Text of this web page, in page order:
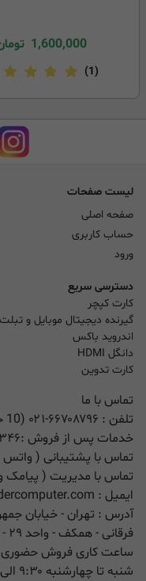
1,600,000
(1)
لیست صفحات
صفحه اصلی
حساب کاربری
ورود
دسترسی سریع
کارت کپچر
گیرنده دیجیتال موبایل و تبلت
اندروید باکس
دانگل HDMI
کارت تدوین
تماس با ما
تلفن : ۰۲۱-۶۶۷۰۸۷۹۶ (10 خط)
خدمات پس از فروش :
تماس با پشتیبانی (
تماس با مدیریت (
ایمیل :
آدرس : تهران - خیابان
فرقانی - همکف - واحد ۲۹ - نادر کامپیوتر
ساعت کاری فروش حضوری
شنبه تا چهارشنبه ۹:۳۰ الی ۱۸ پنچشنبه ۹:۳۰ الی ۱۳:۳۰